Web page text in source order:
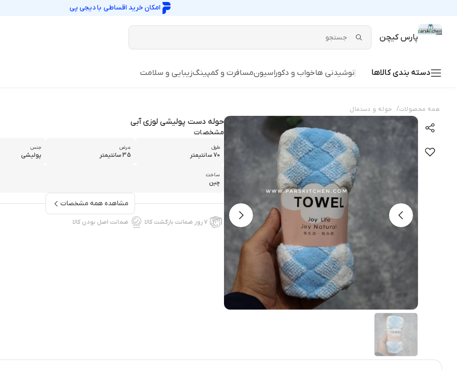
امکان خرید اقساطی بادیجی پی
پارس کیچن
دسته بندی کالاها نوشیدنی هاخواب و دکوراسیونمسافرت و کمپینگزیبایی و سلامت
همه محصولات/ حوله و دستمال
حوله دست پولیشی لوزی آبی
مشخصات
طول
70 سانتیمتر
عرض
35 سانتیمتر
جنس
پولیشی
ساخت
چین
مشاهده همه مشخصات
۷ روز ضمانت بازگشت کالا ضمانت اصل بودن کالا